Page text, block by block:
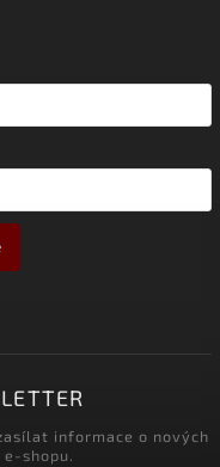
informace o nových
shopu.